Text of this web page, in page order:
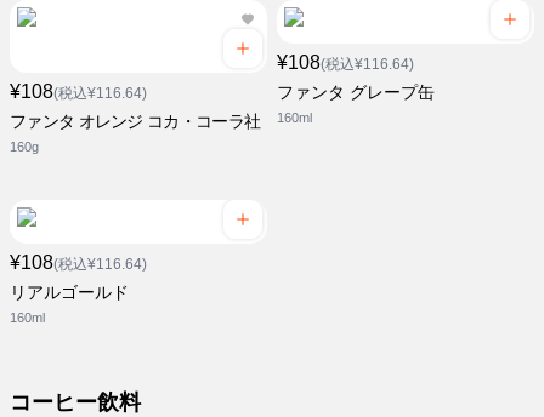
¥108(税込¥116.64)
ファンタ オレンジ コカ・コーラ社
160g
¥108(税込¥116.64)
ファンタ グレープ缶
160ml
¥108(税込¥116.64)
リアルゴールド
160ml
コーヒー飲料